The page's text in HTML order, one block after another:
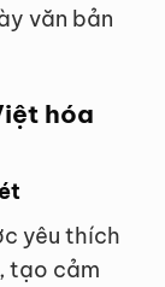
văn bản
hóa
yêu thích
tạo cảm